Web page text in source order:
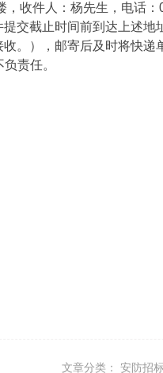
收件人：杨先生，电话
交截止时间前到达上述地
。），邮寄后及时将快递
责任。
文章分类： 安防招标